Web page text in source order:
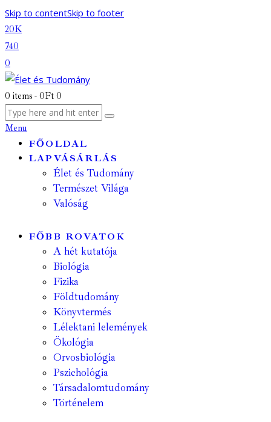
Skip to contentSkip to footer
20K
740
0
0 items - 0Ft 0
Menu
FŐOLDAL
LAPVÁSÁRLÁS
Élet és Tudomány
Természet Világa
Valóság
FŐBB ROVATOK
A hét kutatója
Biológia
Fizika
Földtudomány
Könyvtermés
Lélektani lelemények
Ökológia
Orvosbiológia
Pszichológia
Társadalomtudomány
Történelem